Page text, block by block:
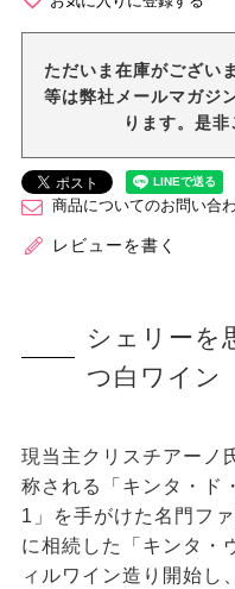
ただいま在庫がござい
等は弊社メールマガジ
ります。是非
商品についてのお問い合
レビューを書く
シェリーを
つ白ワイン
現当主クリスチアーノ
称される「キンタ・
1」を手がけた名門フ
に相続した「キンタ・
ィルワイン造り開始し